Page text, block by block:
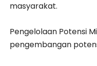
masyarakat.
Pengelolaan Potensi
pengembangan